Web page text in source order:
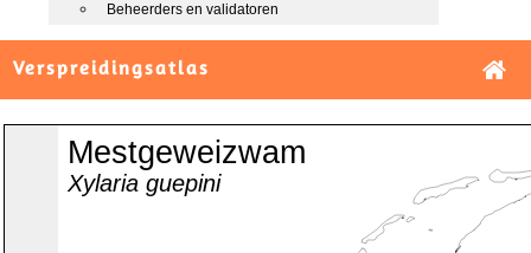
Beheerders en validatoren
Verspreidingsatlas